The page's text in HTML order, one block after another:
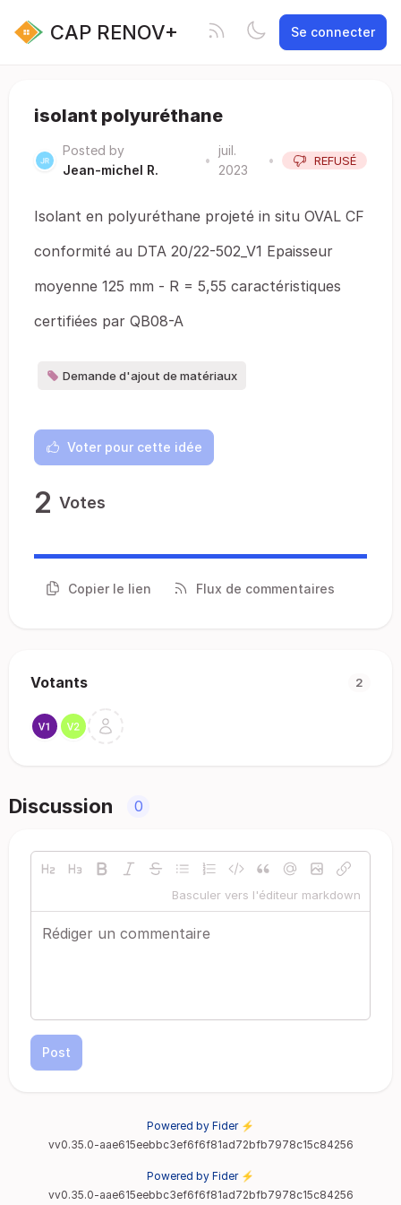
CAP RENOV+ Se connecter
isolant polyuréthane
Posted by
Jean-michel R.
•
juil.
2023
• REFUSÉ
Isolant en polyuréthane projeté in situ OVAL CF
conformité au DTA 20/22-502_V1 Epaisseur
moyenne 125 mm - R = 5,55 caractéristiques
certifiées par QB08-A
Demande d'ajout de matériaux
Voter pour cette idée
2 Votes
Copier le lien Flux de commentaires
Votants 2
Discussion 0
Basculer vers l'éditeur markdown
Post
Powered by Fider ⚡
vv0.35.0-aae615eebbc3ef6f6f81ad72bfb7978c15c84256
Powered by Fider ⚡
vv0.35.0-aae615eebbc3ef6f6f81ad72bfb7978c15c84256